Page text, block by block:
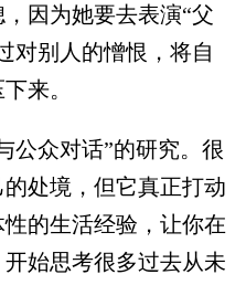
因为她要去表演“父
对别人的憎恨，将自
来。
众对话”的研究。很
处境，但它真正打动
的生活经验，让你在
始思考很多过去从未